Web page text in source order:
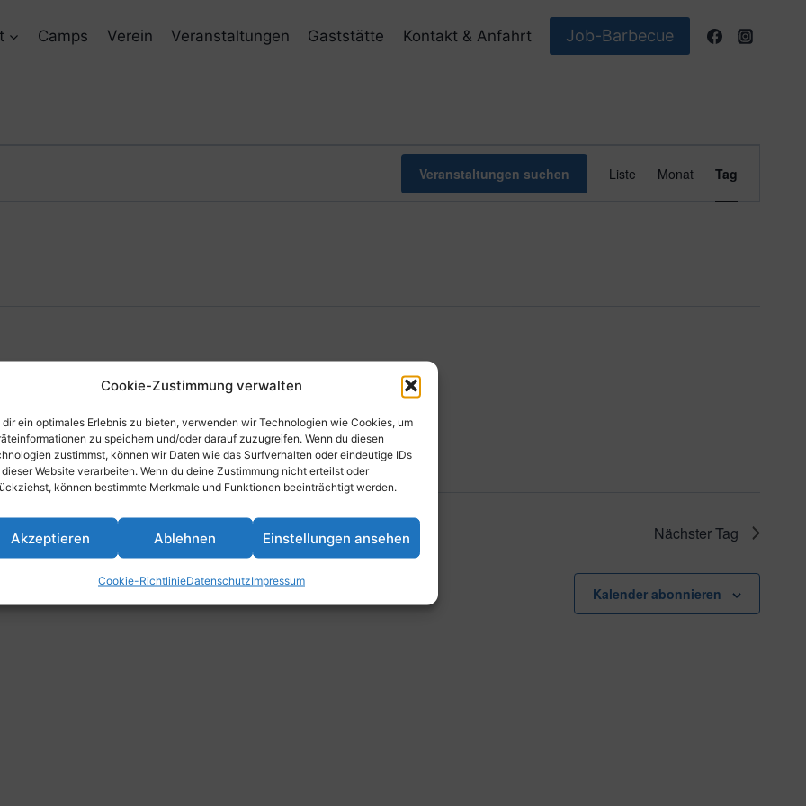
Cookie-Zustimmung verwalten
dir ein optimales Erlebnis zu bieten, verwenden wir Technologien wie Cookies, um
zu speichern und/oder darauf zuzugreifen. Wenn du diesen
zustimmst, können wir Daten wie das Surfverhalten oder eindeutige IDs
Website verarbeiten. Wenn du deine Zustimmung nicht erteilst oder
können bestimmte Merkmale und Funktionen beeinträchtigt werden.
Akzeptieren Ablehnen Einstellungen ansehen
Cookie-RichtlinieDatenschutzImpressum
Camps Verein Veranstaltungen Gaststätte Kontakt & Anfahrt Job-Barbecue
Veranstaltungen suchen Liste Monat Tag
Rhein, Deutschland
Nächster Tag
Kalender abonnieren